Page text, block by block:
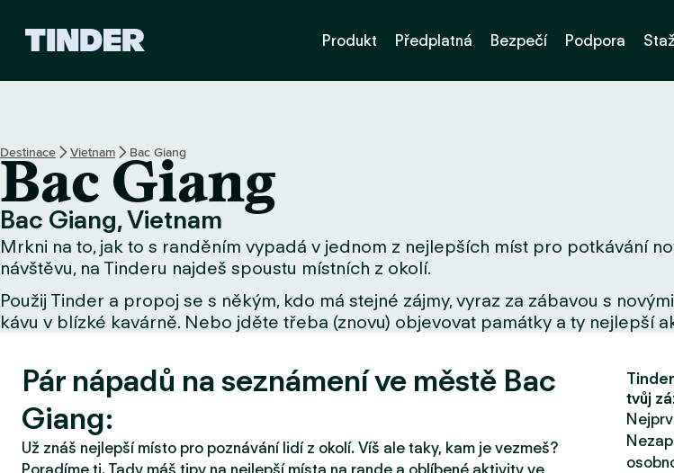
k
á
s
r
á
n
a
T
d
e
Produkt Předplatná Bezpečí Podpora
Destinace Vietnam Bac Giang
Bac Giang
Bac Giang, Vietnam
Mrkni na to, jak to s randěním vypadá v jednom z nejlepších míst pro potkávání
návštěvu, na Tinderu najdeš spoustu místních z okolí.
Použij Tinder a propoj se s někým, kdo má stejné zájmy, vyraz za zábavou s
kávu v blízké kavárně. Nebo jděte třeba (znovu) objevovat památky a ty nejlepší
Pár nápadů na seznámení ve městě Bac
Giang:
Už znáš nejlepší místo pro poznávání lidí z okolí. Víš ale taky, kam je vezmeš?
Poradíme ti. Tady máš tipy na nejlepší místa na rande a oblíbené aktivity ve
tvůj